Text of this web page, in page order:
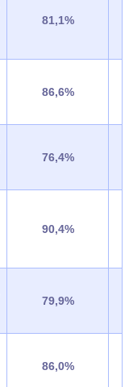
81,1%
86,6%
76,4%
90,4%
79,9%
86,0%